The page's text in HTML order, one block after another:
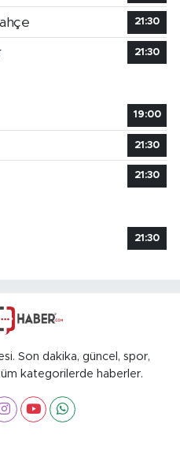
21:30
21:30
19:00
21:30
21:30
21:30
Son dakika, güncel, spor,
kategorilerde haberler.